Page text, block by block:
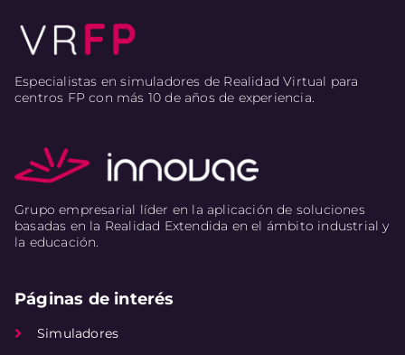
Especialistas en simuladores de Realidad Virtual para
centros FP con más 10 de años de experiencia.
Grupo empresarial líder en la aplicación de soluciones
basadas en la Realidad Extendida en el ámbito industrial y
la educación.
Páginas de interés
Simuladores